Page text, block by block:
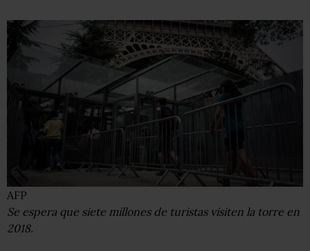
AFP
Se espera que siete millones de turistas visiten la torre en
2018.